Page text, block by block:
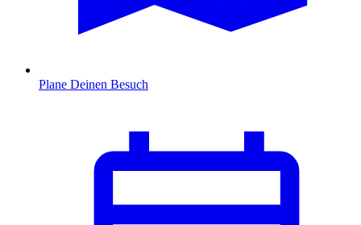
Plane Deinen Besuch